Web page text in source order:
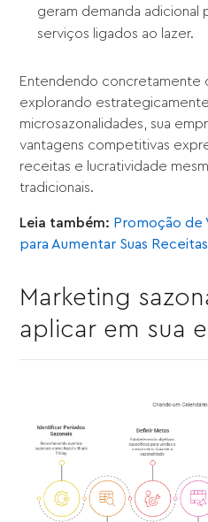
geram demanda adicional
serviços ligados ao lazer.
Entendendo concretamente
explorando
microsazonalidades, sua
vantagens competitivas
receitas e lucratividade
tradicionais.
Leia também: Promoção de
para Aumentar Suas Receitas
Marketing
aplicar em sua